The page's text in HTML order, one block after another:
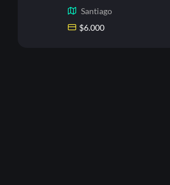
Santiago
$6.000